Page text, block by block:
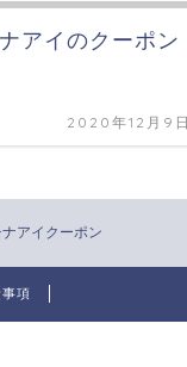
アイのクーポン
2020年12月9
アイクーポン
項